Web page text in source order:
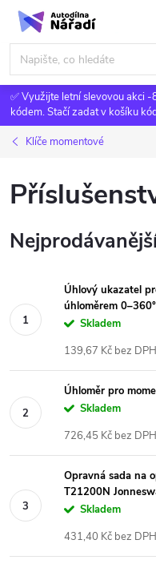
Přejít
obsah
✅ Využijte letní slevovou akci
kódem. Stačí zadat v košíku
Klíče momentové
Úhlový ukazatel
úhloměrem
Skladem
139,67 Kč bez DPH
Úhloměr pro
Skladem
726,45 Kč bez DPH
Opravná sada na
T21200N
Skladem
431,40 Kč bez DPH